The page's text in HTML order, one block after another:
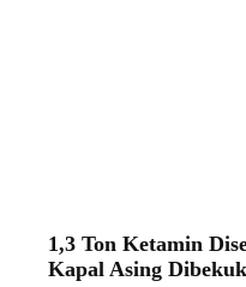
1,3 Ton Ketamin
Kapal Asing